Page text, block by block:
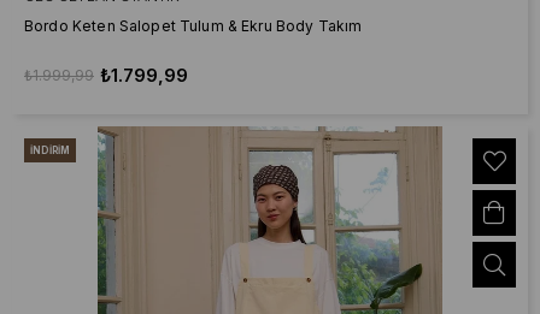
Bordo Keten Salopet Tulum & Ekru Body Takım
₺1.799,99
₺1.999,99
İNDIRIM